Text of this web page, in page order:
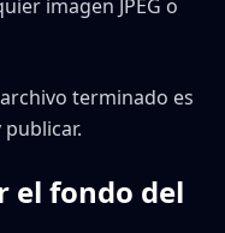
imagen JPEG o
terminado es
el fondo del